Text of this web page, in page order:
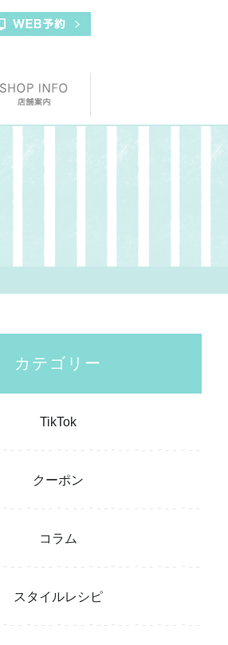
カテゴリー
TikTok
クーポン
コラム
スタイルレシピ